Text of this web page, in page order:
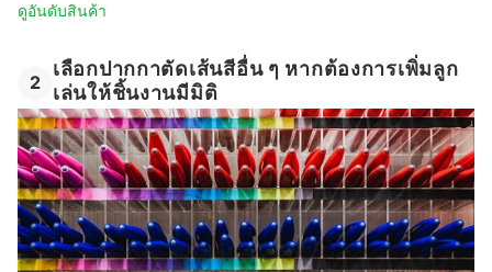
ดูอันดับสินค้า
2
เลือกปากกาตัดเส้นสีอื่น ๆ หากต้องการเพิ่มลูก
เล่นให้ชิ้นงานมีมิติ